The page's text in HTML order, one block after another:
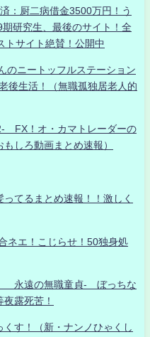
：厨二病借金3500万円！う
研究生、最後のサイト！全
トサイト絶賛！公開中
のニートッフルステーション
後生活！（無職孤独居老人的
FX！オ・カマトレーダーの
しろ動画まとめ速報）
てるまとめ速報！！激しく
ネエ！こじらせ！50独身処
永遠の無職童貞- ぼっちな
露死苦！
す！（新・ナンノひゃくし